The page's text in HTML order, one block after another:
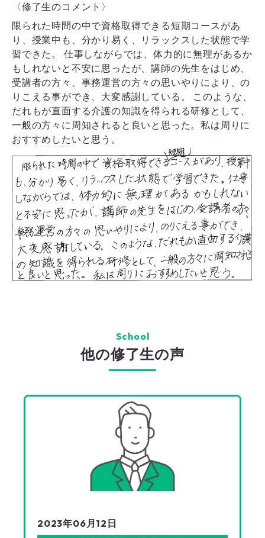
〈修了生のコメント〉
限られた時間の中で資格取得できる短期コースがあ
り、授業中も、分かり易く、リラックスした状態で学
習できた。 仕事しながらでは、体力的に無理があるか
もしれないと不安に思ったが、講師の先生をはじめ、
受講者の方々、事務運営の方々の思いやりにより、の
りこえる事ができ、大変感謝している。 このような、
だれもが直面する介護の知識を得られる研修として、
一般の方々に周知されると良いと思った。私は周りに
おすすめしたいと思う。
School
他の修了生の声
2023年06月12日